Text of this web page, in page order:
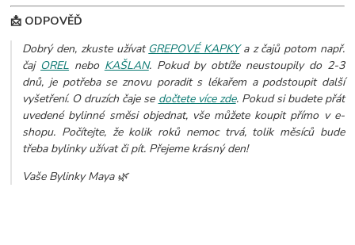
📩 ODPOVĚĎ
Dobrý den, zkuste užívatGREPOVÉ KAPKYa z čajů potom např.
čaj OREL nebo KAŠLAN. Pokud by obtíže neustoupily do 2-3
dnů, je potřeba se znovu poradit s lékařem a podstoupit další
vyšetření. O druzích čaje se dočtete více zde. Pokud si budete přát
uvedené bylinné směsi objednat, vše můžete koupit přímo v e-
shopu. Počítejte, že kolik roků nemoc trvá, tolik měsíců bude
třeba bylinky užívat či pít. Přejeme krásný den!
Vaše Bylinky Maya 🌿